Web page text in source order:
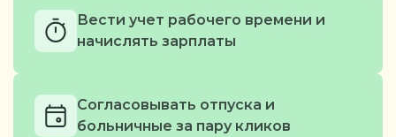
Вести учет рабочего времени и
начислять зарплаты
Согласовывать отпуска и
больничные за пару кликов